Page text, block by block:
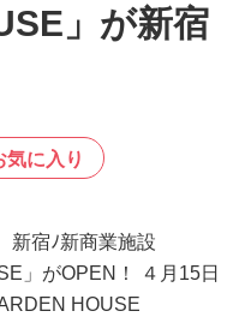
」が新宿
気に入り
新宿ﾉ新商業施設
」がOPEN！ ４月15日
HOUSE